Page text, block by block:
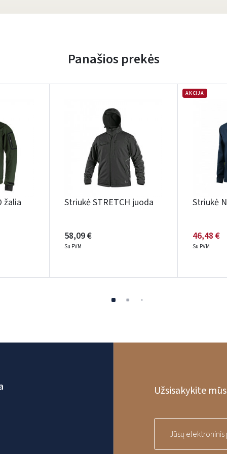
Panašios prekės
žalia Striukė STRETCH juoda
58,09 €
Su PVM
AKCIJA
Striukė
46,48 €
Su PVM
Užsisakykite